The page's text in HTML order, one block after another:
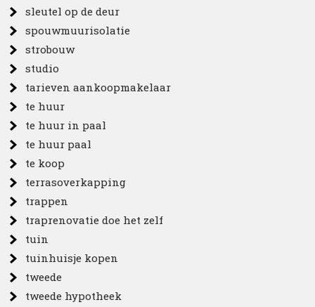
sleutel op de deur
spouwmuurisolatie
strobouw
studio
tarieven aankoopmakelaar
te huur
te huur in paal
te huur paal
te koop
terrasoverkapping
trappen
traprenovatie doe het zelf
tuin
tuinhuisje kopen
tweede
tweede hypotheek